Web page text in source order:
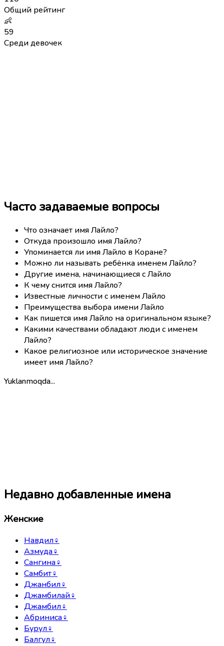
Общий рейтинг
👶
59
Среди девочек
Часто задаваемые вопросы
Что означает имя Лайло?
Откуда произошло имя Лайло?
Упоминается ли имя Лайло в Коране?
Можно ли называть ребёнка именем Лайло?
Другие имена, начинающиеся с Лайло
К чему снится имя Лайло?
Известные личности с именем Лайло
Преимущества выбора имени Лайло
Как пишется имя Лайло на оригинальном языке?
Какими качествами обладают люди с именем
Лайло?
Какое религиозное или историческое значение
имеет имя Лайло?
Yuklanmoqda...
Недавно добавленные имена
Женские
Навдил♀
Азмуда♀
Сангина♀
Самбит♀
Джанбил♀
Джамбилай♀
Джамбил♀
Абриниса♀
Бурул♀
Балгул♀